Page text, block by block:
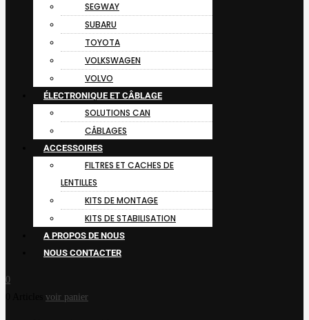
SEGWAY
SUBARU
TOYOTA
VOLKSWAGEN
VOLVO
ÉLECTRONIQUE ET CÂBLAGE
SOLUTIONS CAN
CÂBLAGES
ACCESSOIRES
FILTRES ET CACHES DE
LENTILLES
KITS DE MONTAGE
KITS DE STABILISATION
A PROPOS DE NOUS
NOUS CONTACTER
0
voir panier